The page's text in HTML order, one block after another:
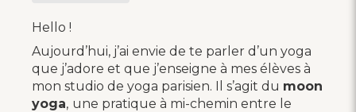
Hello !
Aujourd’hui, j’ai envie de te parler d’un yoga
que j’adore et que j’enseigne à mes élèves à
mon studio de yoga parisien. Il s’agit du moon
yoga, une pratique à mi-chemin entre le